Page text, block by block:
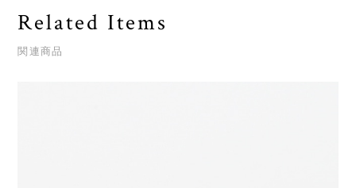
Related Items
関連商品